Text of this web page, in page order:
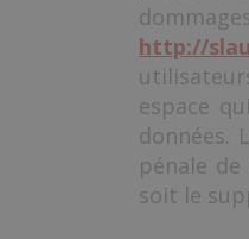
http://
espace
données.
pénale
soit le